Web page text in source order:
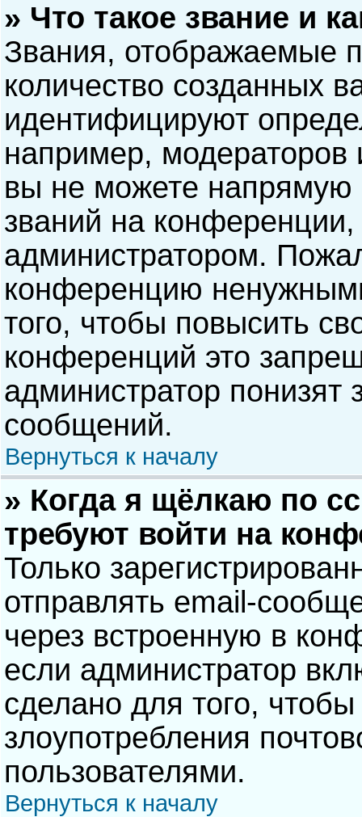
» Что такое звание и
Звания, отображаемые
количество созданных
идентифицируют
например,
вы не можете напрямую
званий на
администратором.
конференцию
того, чтобы повысить
конференций это
администратор понизят
сообщений.
Вернуться к началу
» Когда я щёлкаю по
требуют войти на
Только
отправлять email-
через встроенную в
если администратор
сделано для того, чтобы
злоупотребления
пользователями.
Вернуться к началу